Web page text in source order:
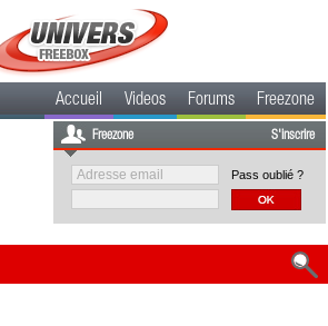
Accueil Videos Forums Freezone
Freezone S'inscrire
Pass oublié ?